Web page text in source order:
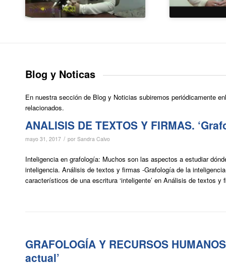
Blog y Noticas
En nuestra sección de Blog y Noticias subiremos periódicamente
relacionados.
ANALISIS DE TEXTOS Y FIRMAS.
mayo 31, 2017 / por Sandra Calvo
Inteligencia en grafología: Muchos son las aspectos a estudiar
inteligencia. Análisis de textos y firmas -Grafología de la
característicos de una escritura ‘inteligente’ en Análisis de textos
GRAFOLOGÍA Y RECURSOS
actual’